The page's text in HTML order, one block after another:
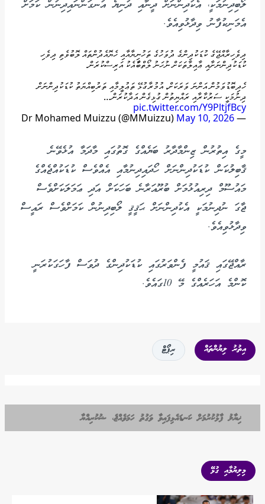
ލޯބިދިނުމަކީ، އެކުދިންނަށް ދީނާއި ދުނިޔެ އުނގަންނައިދިނުން ކަމަށް
އެމަނިކުފާނު ވިދާޅުވިއެވެ.
ދިވެހިރާއްޖޭގެ ކުޑަކުދިންގެ ދުވަހުގެ ތަހުނިޔާއާއި ހެޔޮއެދުންތައް ލޮބުވެތި ދިވެހި
ކުޑަކުދިންނަށާއި ޢާއިލާތަކަށް ނުހަނު ލޯތްބާައެކު އަރިސްކުރަން.
ހެދިބޮޑުވަމުން އަންނަ ވަރަކަށް، އުމުރާގުޅޭ ތަޢުލީމާއި ތަރުބިއްޔަތު ކުޑަކުދިންނަށް
ދިނުމަކީ ސަރުކާރާއި ރައްޔިތުން ގުޅިގެން އަދާކުރަން…
pic.twitter.com/Y9PltjfBcy
— Dr Mohamed Muizzu (@MMuizzu)
May 10, 2026
މީގެ އިތުރުން ޒިންމާދާރު ބަޔެއްގެ ގޮތުގައި މާދަމާ އުޅެވޭނެ
ޤާބިލުކަން ކުޑަކުދިންނަށް ހޯދައިދިނުމާއި އެއްވެސް ކުޑަކުއްޖެއްގެ
މައުސޫމް ދިރިއުޅުމަށް ބުރޫއަރާނެ ބަހަކަށް އަދި ޢަމަލަކަށްވެސް
ޖާގަ ނުދިނުމަކީ އެކުދިންނަށް ޙަޤީޤީ ލޯބިދިނުން ކަމަށްވެސް ރައީސް
ވިދާޅުވިއެވެ.
ރާއްޖޭގައި ޤައުމީ ފެންވަރުގައި ކުޑަކުދިންގެ ދުވަސް ފާހަގަކުރަނީ
ކޮންމެ އަހަރެއްގެ މޭ 10ގައެވެ.
އިތުރު ލިޔުންތައް ރިޕޯޓް
ޚިޔާލު ފާޅުކުރުމަށް ކަނޑައެޅިފައިވާ ވަގުތު ހަމަވެއްޖެ، ޝުކުރިއްޔާ
މިލިޔުމާއި ގުޅޭ